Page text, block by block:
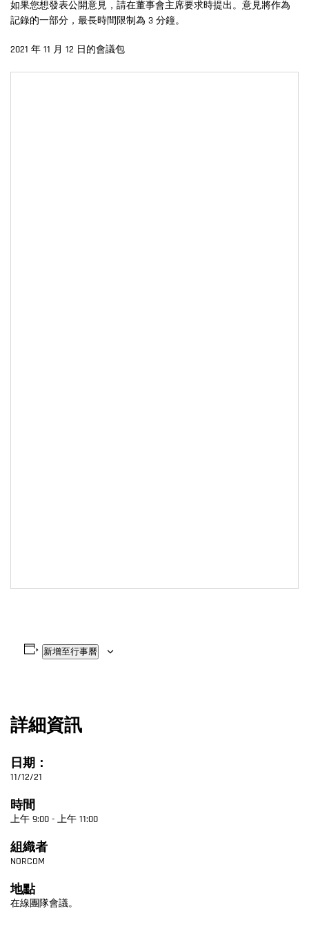
如果您想發表公開意見，請在董事會主席要求時提出。意見將作為
記錄的一部分，最長時間限制為 3 分鐘。
2021 年 11 月 12 日的會議包
新增至行事曆
詳細資訊
日期：
11/12/21
時間
上午 9:00 - 上午 11:00
組織者
NORCOM
地點
在線團隊會議。